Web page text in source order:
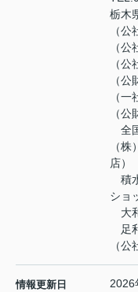
栃木
（
（
（
（
（
（
全
（
店）
積
ショ
大
足
（
情報更新日 2026